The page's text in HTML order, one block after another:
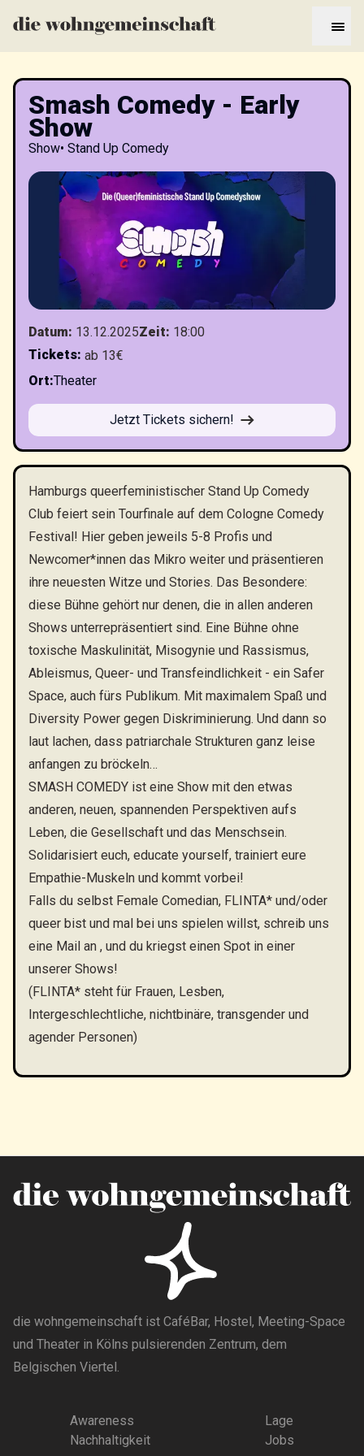
Smash Comedy - Early
Show
Show• Stand Up Comedy
Datum: 13.12.2025Zeit: 18:00
Tickets: ab 13€
Ort:Theater
Jetzt Tickets sichern!
Hamburgs queerfeministischer Stand Up Comedy
Club feiert sein Tourfinale auf dem Cologne Comedy
Festival! Hier geben jeweils 5-8 Profis und
Newcomer*innen das Mikro weiter und präsentieren
ihre neuesten Witze und Stories. Das Besondere:
diese Bühne gehört nur denen, die in allen anderen
Shows unterrepräsentiert sind. Eine Bühne ohne
toxische Maskulinität, Misogynie und Rassismus,
Ableismus, Queer- und Transfeindlichkeit - ein Safer
Space, auch fürs Publikum. Mit maximalem Spaß und
Diversity Power gegen Diskriminierung. Und dann so
laut lachen, dass patriarchale Strukturen ganz leise
anfangen zu bröckeln…
SMASH COMEDY ist eine Show mit den etwas
anderen, neuen, spannenden Perspektiven aufs
Leben, die Gesellschaft und das Menschsein.
Solidarisiert euch, educate yourself, trainiert eure
Empathie-Muskeln und kommt vorbei!
Falls du selbst Female Comedian, FLINTA* und/oder
queer bist und mal bei uns spielen willst, schreib uns
eine Mail an , und du kriegst einen Spot in einer
unserer Shows!
(FLINTA* steht für Frauen, Lesben,
Intergeschlechtliche, nichtbinäre, transgender und
agender Personen)
die wohngemeinschaft ist CaféBar, Hostel, Meeting-Space
und Theater in Kölns pulsierenden Zentrum, dem
Belgischen Viertel.
Awareness
Nachhaltigkeit
Lage
Jobs